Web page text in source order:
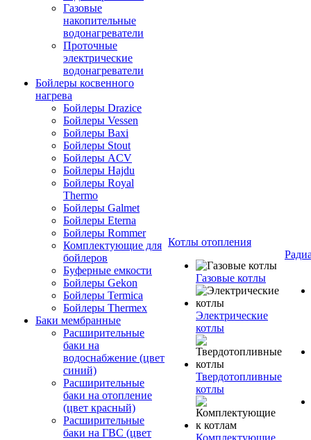
Газовые
накопительные
водонагреватели
Проточные
электрические
водонагреватели
Бойлеры косвенного
нагрева
Бойлеры Drazice
Бойлеры Vessen
Бойлеры Baxi
Бойлеры Stout
Бойлеры ACV
Бойлеры Hajdu
Бойлеры Royal
Thermo
Бойлеры Galmet
Бойлеры Eterna
Бойлеры Rommer
Комплектующие для
бойлеров
Буферные емкости
Бойлеры Gekon
Бойлеры Termica
Бойлеры Thermex
Баки мембранные
Расширительные
баки на
водоснабжение (цвет
синий)
Расширительные
баки на отопление
(цвет красный)
Расширительные
баки на ГВС (цвет
Котлы отопления
Газовые котлы
Электрические
котлы
Твердотопливные
котлы
Комплектующие